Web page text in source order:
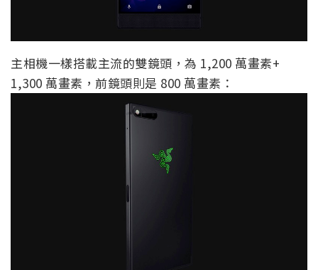
主相機一樣搭載主流的雙鏡頭，為 1,200 萬畫素+
1,300 萬畫素，前鏡頭則是 800 萬畫素：